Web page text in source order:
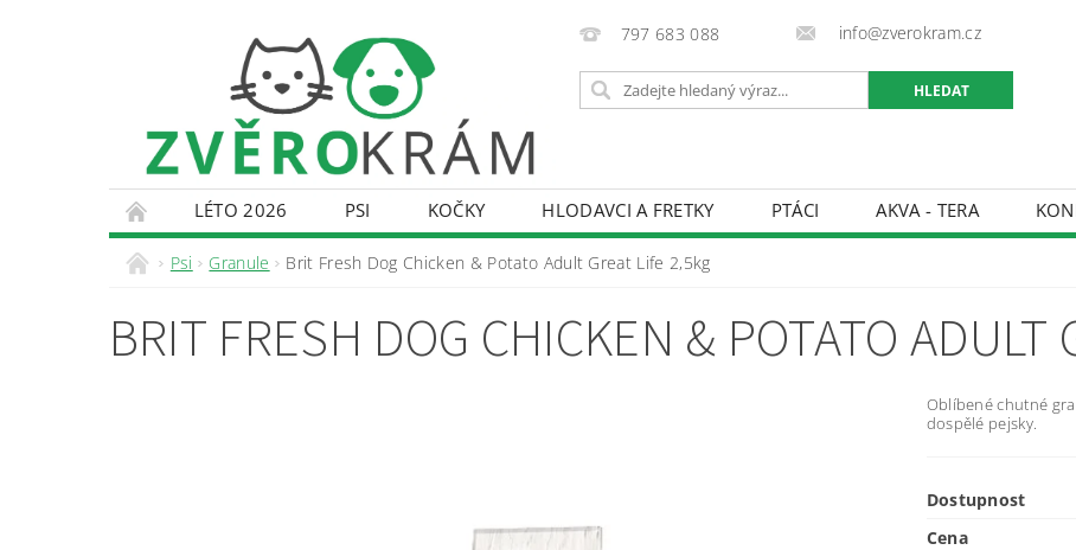
797 683 088 info@zverokram.cz
LÉTO 2026 PSI KOČKY HLODAVCI A FRETKY PTÁCI AKVA - TERA
KONTAKTY
DOPRAVA A PLATBA OBCHODNÍ PODMÍNKY
Psi Granule Brit Fresh Dog Chicken & Potato Adult Great Life 2,5kg
BRIT FRESH DOG CHICKEN & POTATO ADULT
Oblíbené chutné
dospělé pejsky.
Dostupnost
Cena